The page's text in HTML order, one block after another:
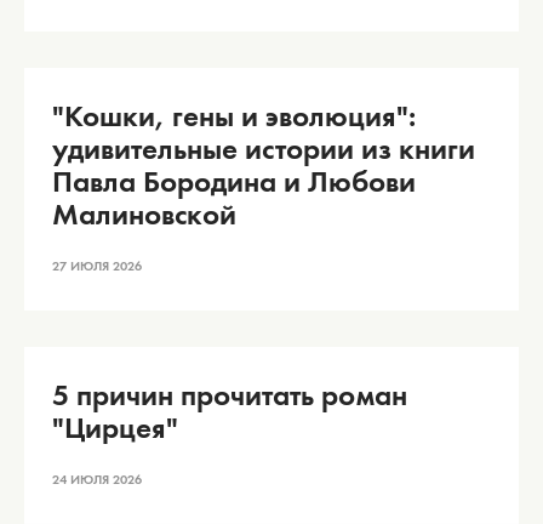
"Кошки, гены и эволюция":
удивительные истории из книги
Павла Бородина и Любови
Малиновской
27 ИЮЛЯ 2026
5 причин прочитать роман
"Цирцея"
24 ИЮЛЯ 2026